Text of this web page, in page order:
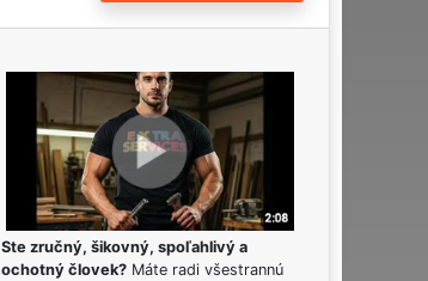
Ste zručný, šikovný, spoľahlivý a
ochotný človek? Máte radi všestrannú